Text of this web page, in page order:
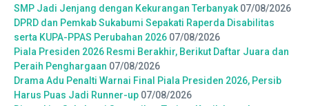
SMP Jadi Jenjang dengan Kekurangan Terbanyak 07/08/2026
DPRD dan Pemkab Sukabumi Sepakati Raperda Disabilitas
serta KUPA-PPAS Perubahan 2026 07/08/2026
Piala Presiden 2026 Resmi Berakhir, Berikut Daftar Juara dan
Peraih Penghargaan 07/08/2026
Drama Adu Penalti Warnai Final Piala Presiden 2026, Persib
Harus Puas Jadi Runner-up 07/08/2026